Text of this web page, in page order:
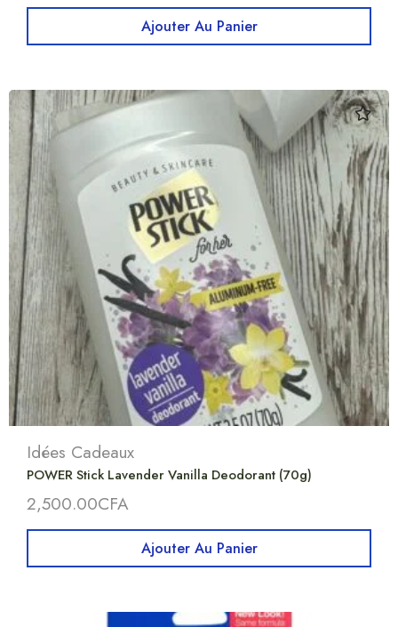
Ajouter Au Panier
Idées Cadeaux
POWER Stick Lavender Vanilla Deodorant (70g)
2,500.00CFA
Ajouter Au Panier